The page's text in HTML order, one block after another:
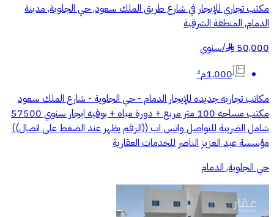
مكتب تجاري للإيجار في شارع طريق الملك سعود, حي الجلوية, مدينة
الدمام, المنطقة الشرقية
50,000
§
/سنوي
1,000م²
مكاتب تجاريه جديده للإيجار الدمام - حي الجلوية - شارع الملك سعود
مكتب مساحه 100 متر مربع + دورة مياه + بوفيه ايجار سنوي 57500
شامل الضريبة للتواصل واتس اب ((الرقم يظهر عند الضغط على اتصال))
مؤسسة عبد العزيز الناصر للخدمات العقارية
حي الجلوية, الدمام